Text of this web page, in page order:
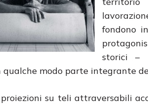
fondono
storici –
qualche modo parte integrante
proiezioni su teli attraversabili